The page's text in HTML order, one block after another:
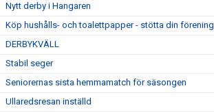
Nytt derby i Hangaren
Köp hushålls- och toalettpapper - stötta din förening
DERBYKVÄLL
Stabil seger
Seniorernas sista hemmamatch för säsongen
Ullaredsresan inställd